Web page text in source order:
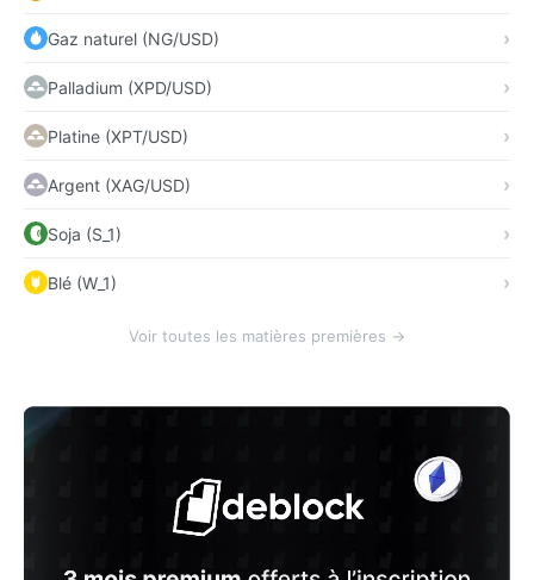
Gaz naturel (NG/USD)
Palladium (XPD/USD)
Platine (XPT/USD)
Argent (XAG/USD)
Soja (S_1)
Blé (W_1)
Voir toutes les matières premières →